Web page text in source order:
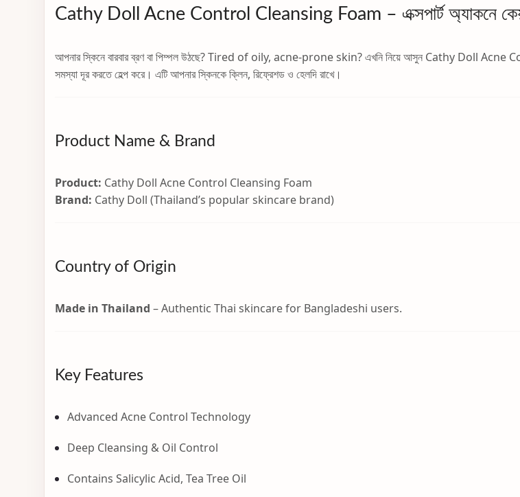
Cathy Doll Acne Control Cleansing Foam – এক্সপার্ট অ্যাকনে
আপনার স্কিনে বারবার ব্রণ বা পিম্পল উঠছে? Tired of oily, acne-prone skin? এখনি নিয়ে আসুন Cathy Doll Acne
সমস্যা দূর করতে হেল্প করে। এটি আপনার স্কিনকে ক্লিন, রিফ্রেশড ও হেলদি রাখে।
Product Name & Brand
Product: Cathy Doll Acne Control Cleansing Foam
Brand: Cathy Doll (Thailand’s popular skincare brand)
Country of Origin
Made in Thailand – Authentic Thai skincare for Bangladeshi users.
Key Features
Advanced Acne Control Technology
Deep Cleansing & Oil Control
Contains Salicylic Acid, Tea Tree Oil